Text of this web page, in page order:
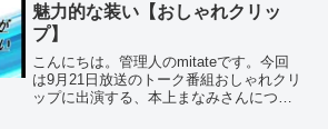
魅力的な装い【おしゃれクリッ
プ】
こんにちは。管理人のmitateです。今回
は9月21日放送のトーク番組おしゃれクリ
ップに出演する、本上まなみさんについ